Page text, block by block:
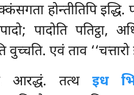
होन्तीतिपि इद्धि.
पादोति
एवं ताव ‘‘चत्तारो
आरद्धं. तत्थ इध